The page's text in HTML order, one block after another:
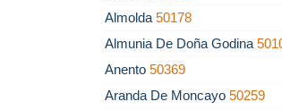
Almolda 50178
Almunia De Doña Godina
Anento 50369
Aranda De Moncayo 50259